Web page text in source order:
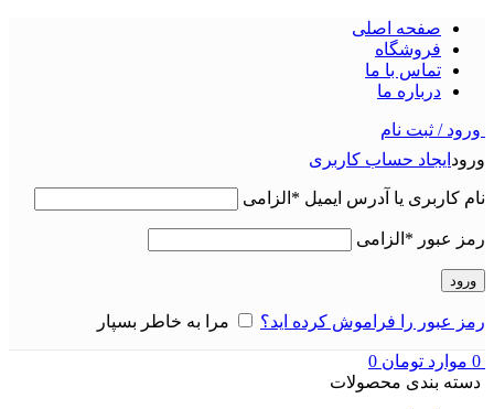
صفحه اصلی
فروشگاه
تماس با ما
درباره ما
ورود / ثبت نام
ورود ایجاد حساب کاربری
نام کاربری یا آدرس ایمیل * الزامی
رمز عبور * الزامی
ورود
رمز عبور را فراموش کرده اید؟ مرا به خاطر بسپار
0 موارد تومان
دسته بندی محصولات